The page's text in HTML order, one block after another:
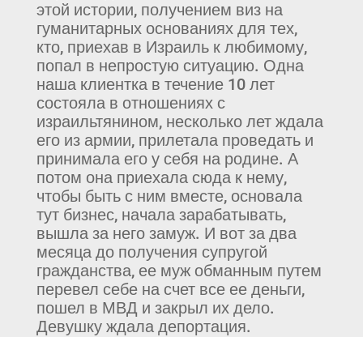
этой истории, получением виз на
гуманитарных основаниях для тех,
кто, приехав в Израиль к любимому,
попал в непростую ситуацию. Одна
наша клиентка в течение 10 лет
состояла в отношениях с
израильтянином, несколько лет ждала
его из армии, прилетала проведать и
принимала его у себя на родине. А
потом она приехала сюда к нему,
чтобы быть с ним вместе, основала
тут бизнес, начала зарабатывать,
вышла за него замуж. И вот за два
месяца до получения супругой
гражданства, ее муж обманным путем
перевел себе на счет все ее деньги,
пошел в МВД и закрыл их дело.
Девушку ждала депортация.